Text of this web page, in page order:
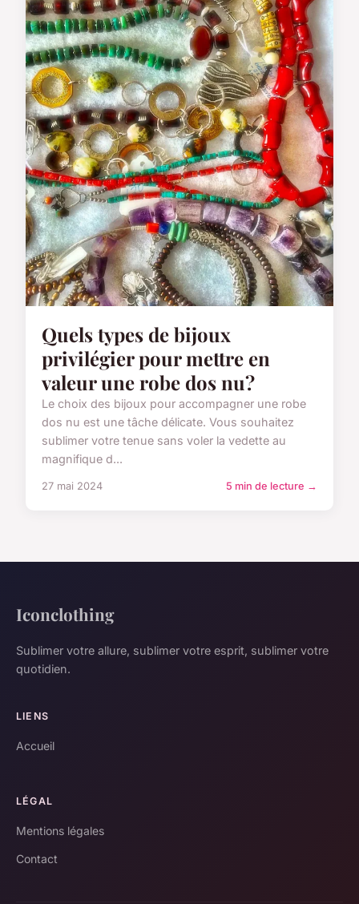
Quels types de bijoux
privilégier pour mettre en
valeur une robe dos nu?
Le choix des bijoux pour accompagner une robe
dos nu est une tâche délicate. Vous souhaitez
sublimer votre tenue sans voler la vedette au
magnifique d...
27 mai 2024 5 min de lecture →
Iconclothing
Sublimer votre allure, sublimer votre esprit, sublimer votre
quotidien.
LIENS
Accueil
LÉGAL
Mentions légales
Contact